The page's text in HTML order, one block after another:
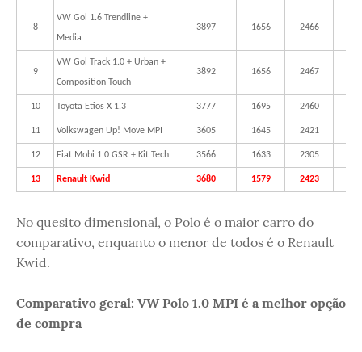
8
VW Gol 1.6 Trendline +
Media
3897 1656 2466
9
VW Gol Track 1.0 + Urban +
Composition Touch
3892 1656 2467
10 Toyota Etios X 1.3 3777 1695 2460
11 Volkswagen Up! Move MPI 3605 1645 2421
12 Fiat Mobi 1.0 GSR + Kit Tech 3566 1633 2305
13 Renault Kwid 3680 1579 2423
No quesito dimensional, o Polo é o maior carro do
comparativo, enquanto o menor de todos é o Renault
Kwid.
Comparativo geral: VW Polo 1.0 MPI é a melhor opção
de compra